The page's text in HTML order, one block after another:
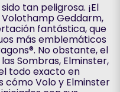
tan peligrosa. ¡El
Geddarm,
fantástica, que
más emblemáticos
No obstante, el
Sombras, Elminster,
todo exacto en
cómo Volo y Elminster